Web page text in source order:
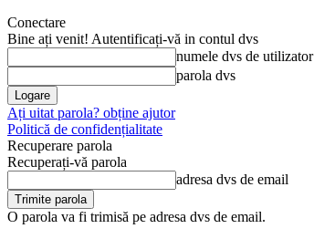
Conectare
Bine ați venit! Autentificați-vă in contul dvs
numele dvs de utilizator
parola dvs
Ați uitat parola? obține ajutor
Politică de confidențialitate
Recuperare parola
Recuperați-vă parola
adresa dvs de email
O parola va fi trimisă pe adresa dvs de email.